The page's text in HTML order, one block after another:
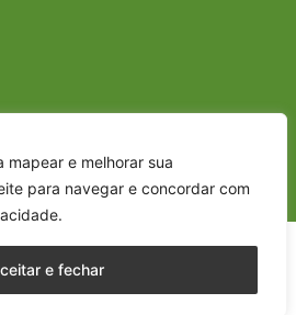
mapear e melhorar sua
para navegar e concordar com
e fechar